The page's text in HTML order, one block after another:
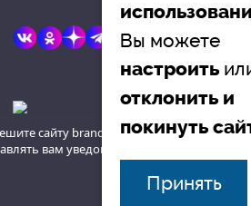
сайту brandrussia.online
вам уведомления на рабочий
E-mail:
Вы можете
настроить
отклонить и
покинуть
Принять